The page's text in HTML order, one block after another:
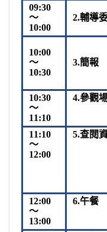
09:30
～
10:00
2.輔導
10:00
～
10:30
3.簡報
10:30
～
11:10
4.參觀
11:10
～
12:00
5.查閱
12:00
～
13:00
6.午餐